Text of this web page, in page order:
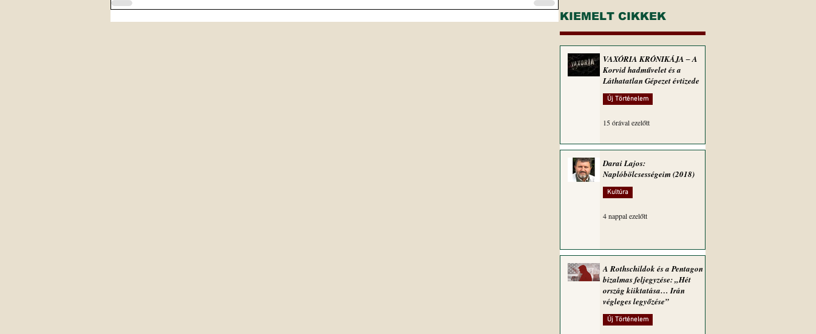
KIEMELT CIKKEK
VAXÓRIA KRÓNIKÁJA ‒ A
Korvid hadművelet és a
Láthatatlan Gépezet évtizede
Új Történelem
15 órával ezelőtt
Darai Lajos:
Naplóbölcsességeim (2018)
Kultúra
4 nappal ezelőtt
A Rothschildok és a Pentagon
bizalmas feljegyzése: „Hét
ország kiiktatása… Irán
végleges legyőzése”
Új Történelem